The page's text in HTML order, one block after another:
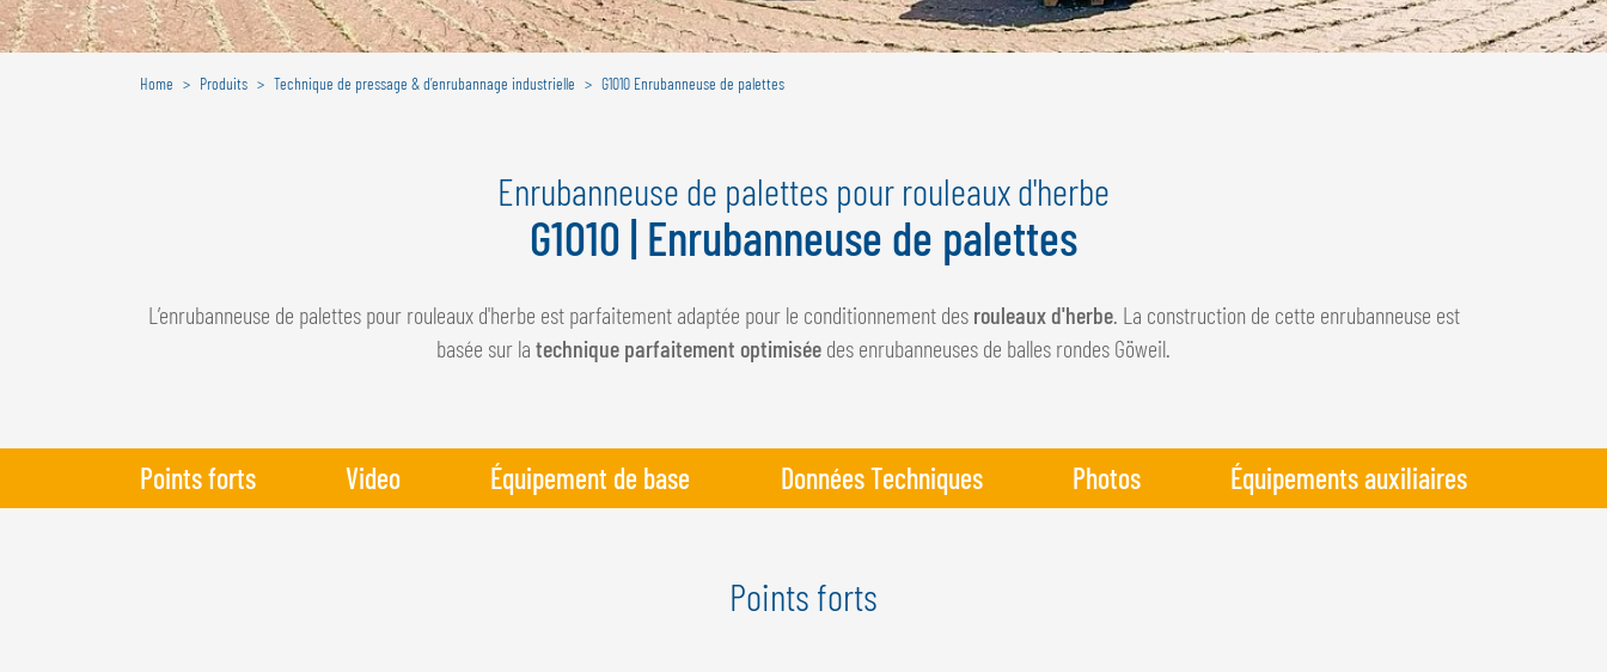
Home Produits Technique de pressage & d’enrubannage industrielle G1010 Enrubanneuse de palettes
Enrubanneuse de palettes pour rouleaux d'herbe
G1010 | Enrubanneuse de palettes
L’enrubanneuse de palettes pour rouleaux d'herbe est parfaitement adaptée pour le conditionnement des rouleaux d'herbe. La construction de cette enrubanneuse est
basée sur la technique parfaitement optimisée des enrubanneuses de balles rondes Göweil.
Points forts Video Équipement de base Données Techniques Photos Équipements auxiliaires
Points forts